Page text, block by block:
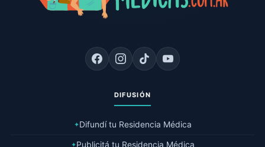
DIFUSIÓN
✦Difundí tu Residencia Médica
✦Publicitá tu Residencia Médica